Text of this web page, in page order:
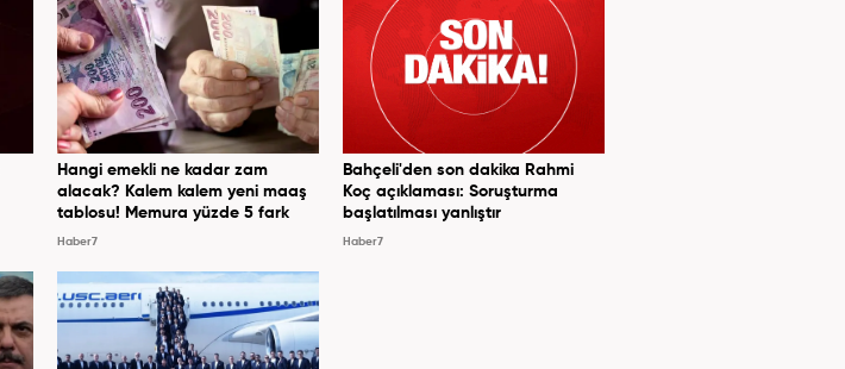
Hangi emekli ne kadar zam
alacak? Kalem kalem yeni maaş
tablosu! Memura yüzde 5 fark
Haber7
Bahçeli'den son dakika Rahmi
Koç açıklaması: Soruşturma
başlatılması yanlıştır
Haber7